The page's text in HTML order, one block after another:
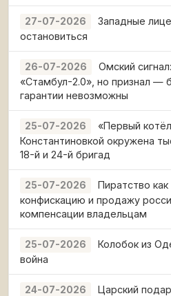
27-07-2026
Западные
остановиться
26-07-2026
Омский
«Стамбул-2.0», но признал —
гарантии невозможны
25-07-2026
«Первый
Константиновкой окружена
18-й и 24-й бригад
25-07-2026
Пиратство
конфискацию и продажу
компенсации владельцам
25-07-2026
Колобок из
война
24-07-2026 Царский